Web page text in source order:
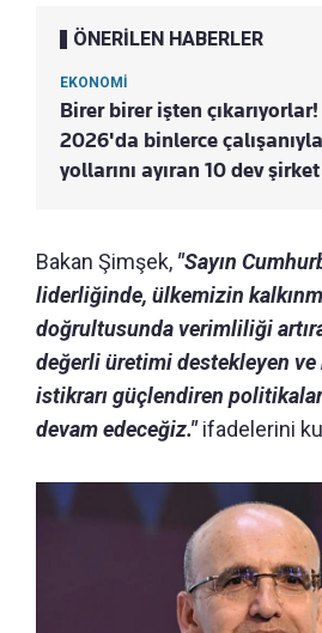
ÖNERİLEN HABERLER
EKONOMİ
Birer birer işten çıkarıyorlar!
2026'da binlerce çalışanıyla
yollarını ayıran 10 dev şirket
Bakan Şimşek, "Sayın
liderliğinde, ülkemizin
doğrultusunda verimliliği
değerli üretimi destekleyen
istikrarı güçlendiren
devam edeceğiz."ifadelerini